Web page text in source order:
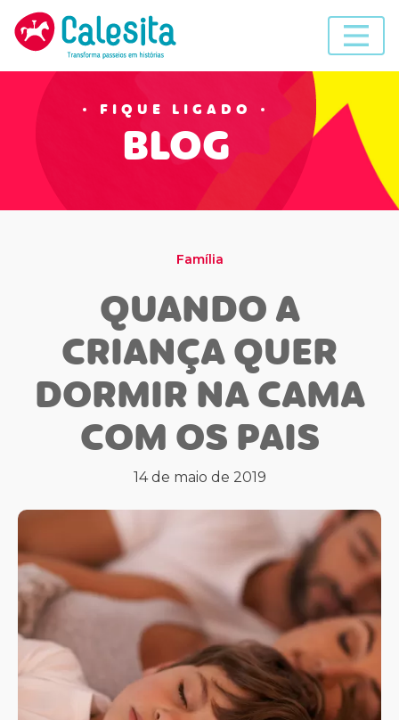
content
FIQUE LIGADO
BLOG
Família
QUANDO A
CRIANÇA QUER
DORMIR NA CAMA
COM OS PAIS
14 de maio de 2019